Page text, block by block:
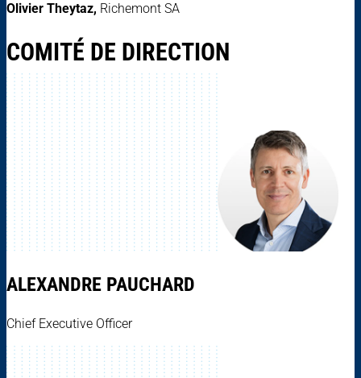
Olivier Theytaz, Richemont SA
COMITÉ DE DIRECTION
ALEXANDRE PAUCHARD
Chief Executive Officer